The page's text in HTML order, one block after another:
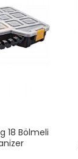
18 Bölmeli